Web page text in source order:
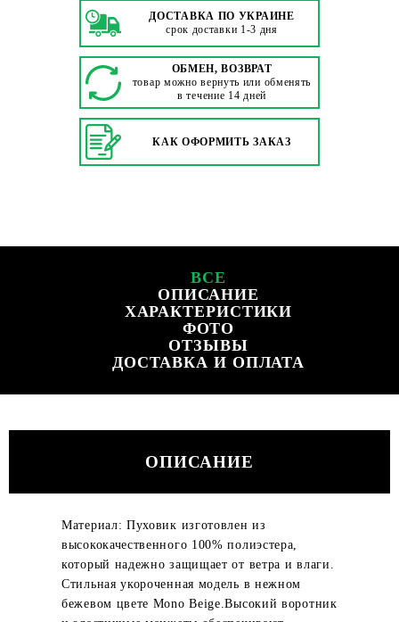
ДОСТАВКА ПО УКРАИНЕ
срок доставки 1-3 дня
ОБМЕН, ВОЗВРАТ
товар можно вернуть или обменять
в течение 14 дней
КАК ОФОРМИТЬ ЗАКАЗ
ВСЕ
ОПИСАНИЕ
ХАРАКТЕРИСТИКИ
ФОТО
ОТЗЫВЫ
ДОСТАВКА И ОПЛАТА
ОПИСАНИЕ
Материал: Пуховик изготовлен из
высококачественного 100% полиэстера,
который надежно защищает от ветра и влаги.
Стильная укороченная модель в нежном
бежевом цвете Mono Beige.Высокий воротник